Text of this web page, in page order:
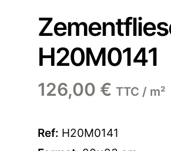
H20M0141
126,00 € TTC / m²
Ref: H20M0141